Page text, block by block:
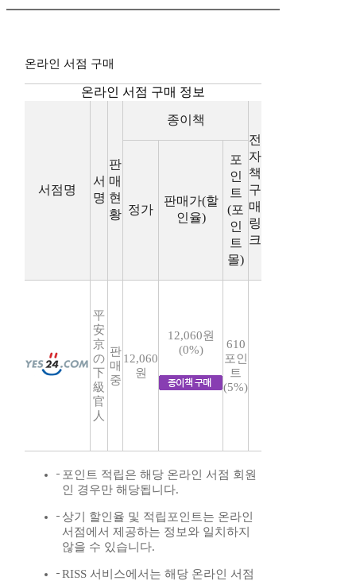
온라인 서점 구매
온라인 서점 구매 정보
서점명
서
명
판
매
현
황
종이책
전
자
책
구
매
링
크
정가
판매가(할
인율)
포
인
트
(포
인
트
몰)
平
安
京
の
下
級
官
人
판
매
중
12,060
원
12,060원
(0%)
610
포인
트
(5%)
포인트 적립은 해당 온라인 서점 회원
인 경우만 해당됩니다.
상기 할인율 및 적립포인트는 온라인
서점에서 제공하는 정보와 일치하지
않을 수 있습니다.
RISS 서비스에서는 해당 온라인 서점